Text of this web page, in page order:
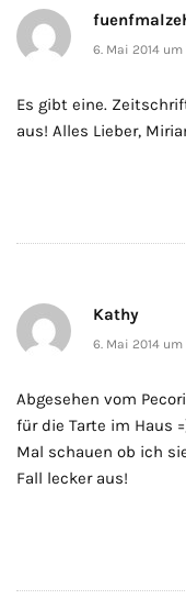
6. Mai 2014 um
Es gibt eine.
aus! Alles Lieber,
Kathy
6. Mai 2014 um
Abgesehen vom
für die Tarte im Haus
Mal schauen ob ich
Fall lecker aus!